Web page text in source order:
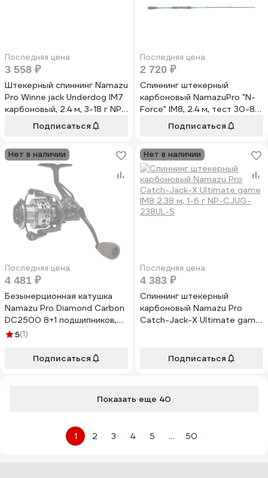
Последняя цена
3 558 ₽
Штекерный спиннинг Namazu
Pro Winne jack Underdog IM7
карбоновый, 2.4 м, 3-18 г NP-
WJU-24LПодписаться
Последняя цена
2 720 ₽
Спиннинг штекерный
карбоновый NamazuPro "N-
Force" IM8, 2.4 м, тест 30-80
г NP-NF-24XH-2022
Подписаться
Нет в наличии
Последняя цена
4 481 ₽
Безынерционная катушка
Namazu Pro Diamond Carbon
DC2500 8+1 подшипников,
металлическая шпуля N-
5(1)
Подписаться
Нет в наличии
Последняя цена
4 383 ₽
Спиннинг штекерный
карбоновый Namazu Pro
Catch-Jack-X Ultimate game
Подписаться
Показать еще 40
1 2 3 4 5 ... 50